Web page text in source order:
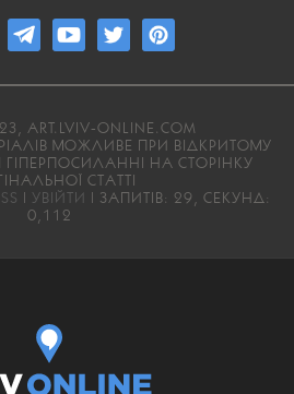
ART.LVIV-ONLINE.COM
МОЖЛИВЕ ПРИ ВІДКРИТОМУ
НА СТОРІНКУ
СТАТТІ
| УВІЙТИ | ЗАПИТІВ: 29, СЕКУНД:
0,112